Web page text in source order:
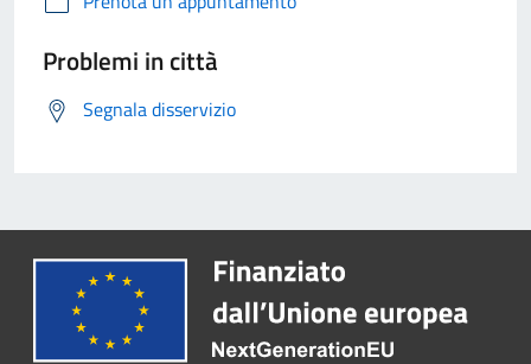
Problemi in città
Segnala disservizio